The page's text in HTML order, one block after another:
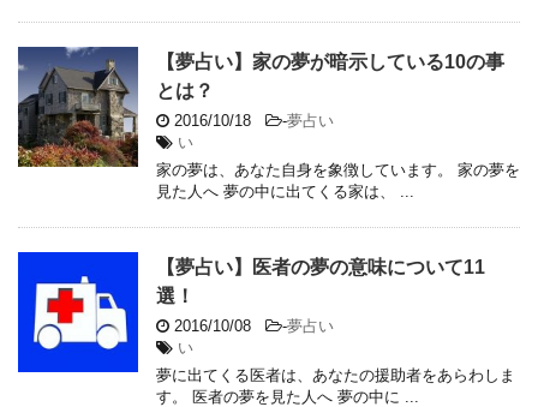
【夢占い】家の夢が暗示している10の事
とは？
2016/10/18 -夢占い
い
家の夢は、あなた自身を象徴しています。 家の夢を
見た人へ 夢の中に出てくる家は、 ...
【夢占い】医者の夢の意味について11
選！
2016/10/08 -夢占い
い
夢に出てくる医者は、あなたの援助者をあらわしま
す。 医者の夢を見た人へ 夢の中に ...